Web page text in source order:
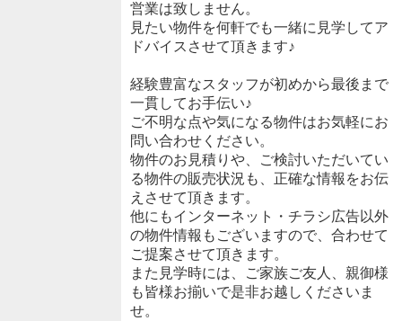
営業は致しません。
見たい物件を何軒でも一緒に見学してア
ドバイスさせて頂きます♪
経験豊富なスタッフが初めから最後まで
一貫してお手伝い♪
ご不明な点や気になる物件はお気軽にお
問い合わせください。
物件のお見積りや、ご検討いただいてい
る物件の販売状況も、正確な情報をお伝
えさせて頂きます。
他にもインターネット・チラシ広告以外
の物件情報もございますので、合わせて
ご提案させて頂きます。
また見学時には、ご家族ご友人、親御様
も皆様お揃いで是非お越しくださいま
せ。